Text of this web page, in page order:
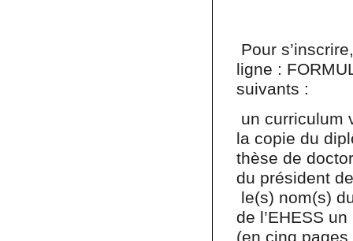
Pour
ligne :
suivants :
un curriculum
la copie du
thèse de
du président
le(s) nom(s)
de l’EHESS
(en cinq